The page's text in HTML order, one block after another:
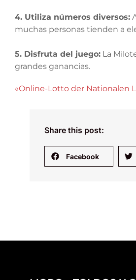
4. Utiliza números diversos:
muchas personas tienden a
5. Disfruta del juego: La
grandes ganancias.
«Online-Lotto der Nationalen
Share this post:
Facebook